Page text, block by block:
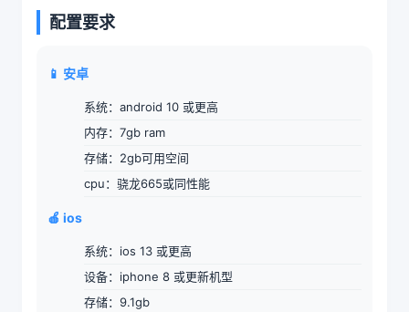
配置要求
📱 安卓
系统：android 10 或更高
内存：7gb ram
存储：2gb可用空间
cpu：骁龙665或同性能
🍎 ios
系统：ios 13 或更高
设备：iphone 8 或更新机型
存储：9.1gb